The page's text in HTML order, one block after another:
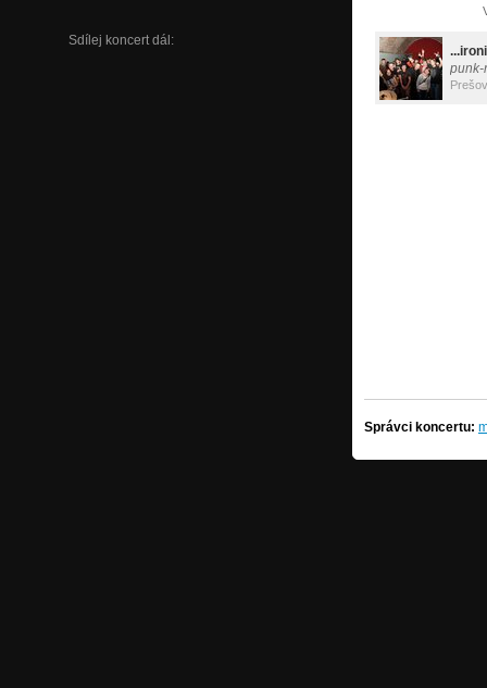
Sdílej koncert dál:
punk-
Prešov
Správci koncertu: